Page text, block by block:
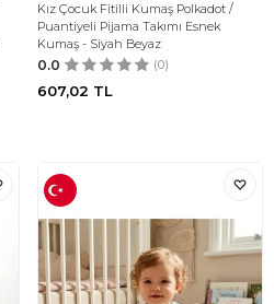
Kız Çocuk Fitilli Kumaş Polkadot /
Puantiyeli Pijama Takımı Esnek
Kumaş - Siyah Beyaz
0.0 (0)
607,02 TL